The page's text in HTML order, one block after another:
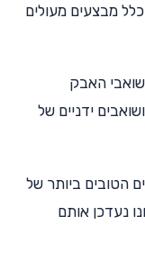
מבצעים מעולים
האבק
ידניים של
הטובים ביותר של
ואנחנו נעדכן אותם